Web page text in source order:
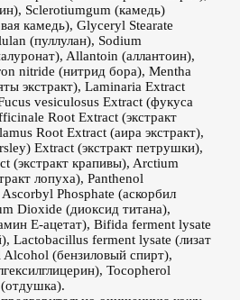
Sclerotiumgum (камедь)
камедь), Glyceryl Stearate
(пуллулан), Sodium
Allantoin (аллантоин),
nitride (нитрид бора), Mentha
экстракт), Laminaria Extract
vesiculosus Extract (фукуса
Root Extract (экстракт
Root Extract (аира экстракт),
Extract (экстракт петрушки),
(экстракт крапивы), Arctium
лопуха), Panthenol
Phosphate (аскорбил
Dioxide (диоксид титана),
Е-ацетат), Bifida ferment lysate
Lactobacillus ferment lysate (лизат
Alcohol (бензиловый спирт),
Tocopherol